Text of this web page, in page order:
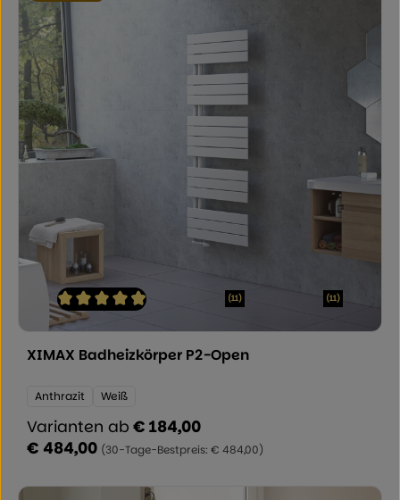
Durchschnittliche Bewertung von 4.91 von 5 Sternen
(11) (11)
XIMAX Badheizkörper P2-Open
Farbe:
Anthrazit Weiß
Varianten ab € 184,00
Regulärer Preis:
€ 484,00 (30-Tage-Bestpreis: € 484,00)